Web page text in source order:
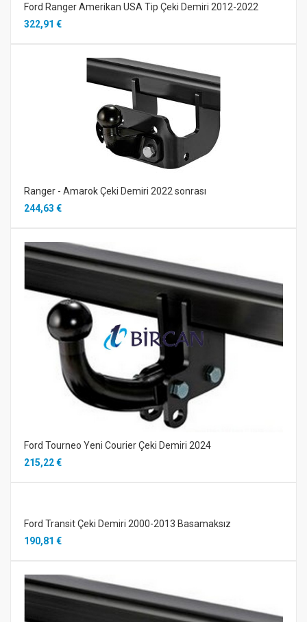
Ford Ranger Amerikan USA Tip Çeki Demiri 2012-2022
322,91 €
Ranger - Amarok Çeki Demiri 2022 sonrası
244,63 €
Ford Tourneo Yeni Courier Çeki Demiri 2024
215,22 €
Ford Transit Çeki Demiri 2000-2013 Basamaksız
190,81 €